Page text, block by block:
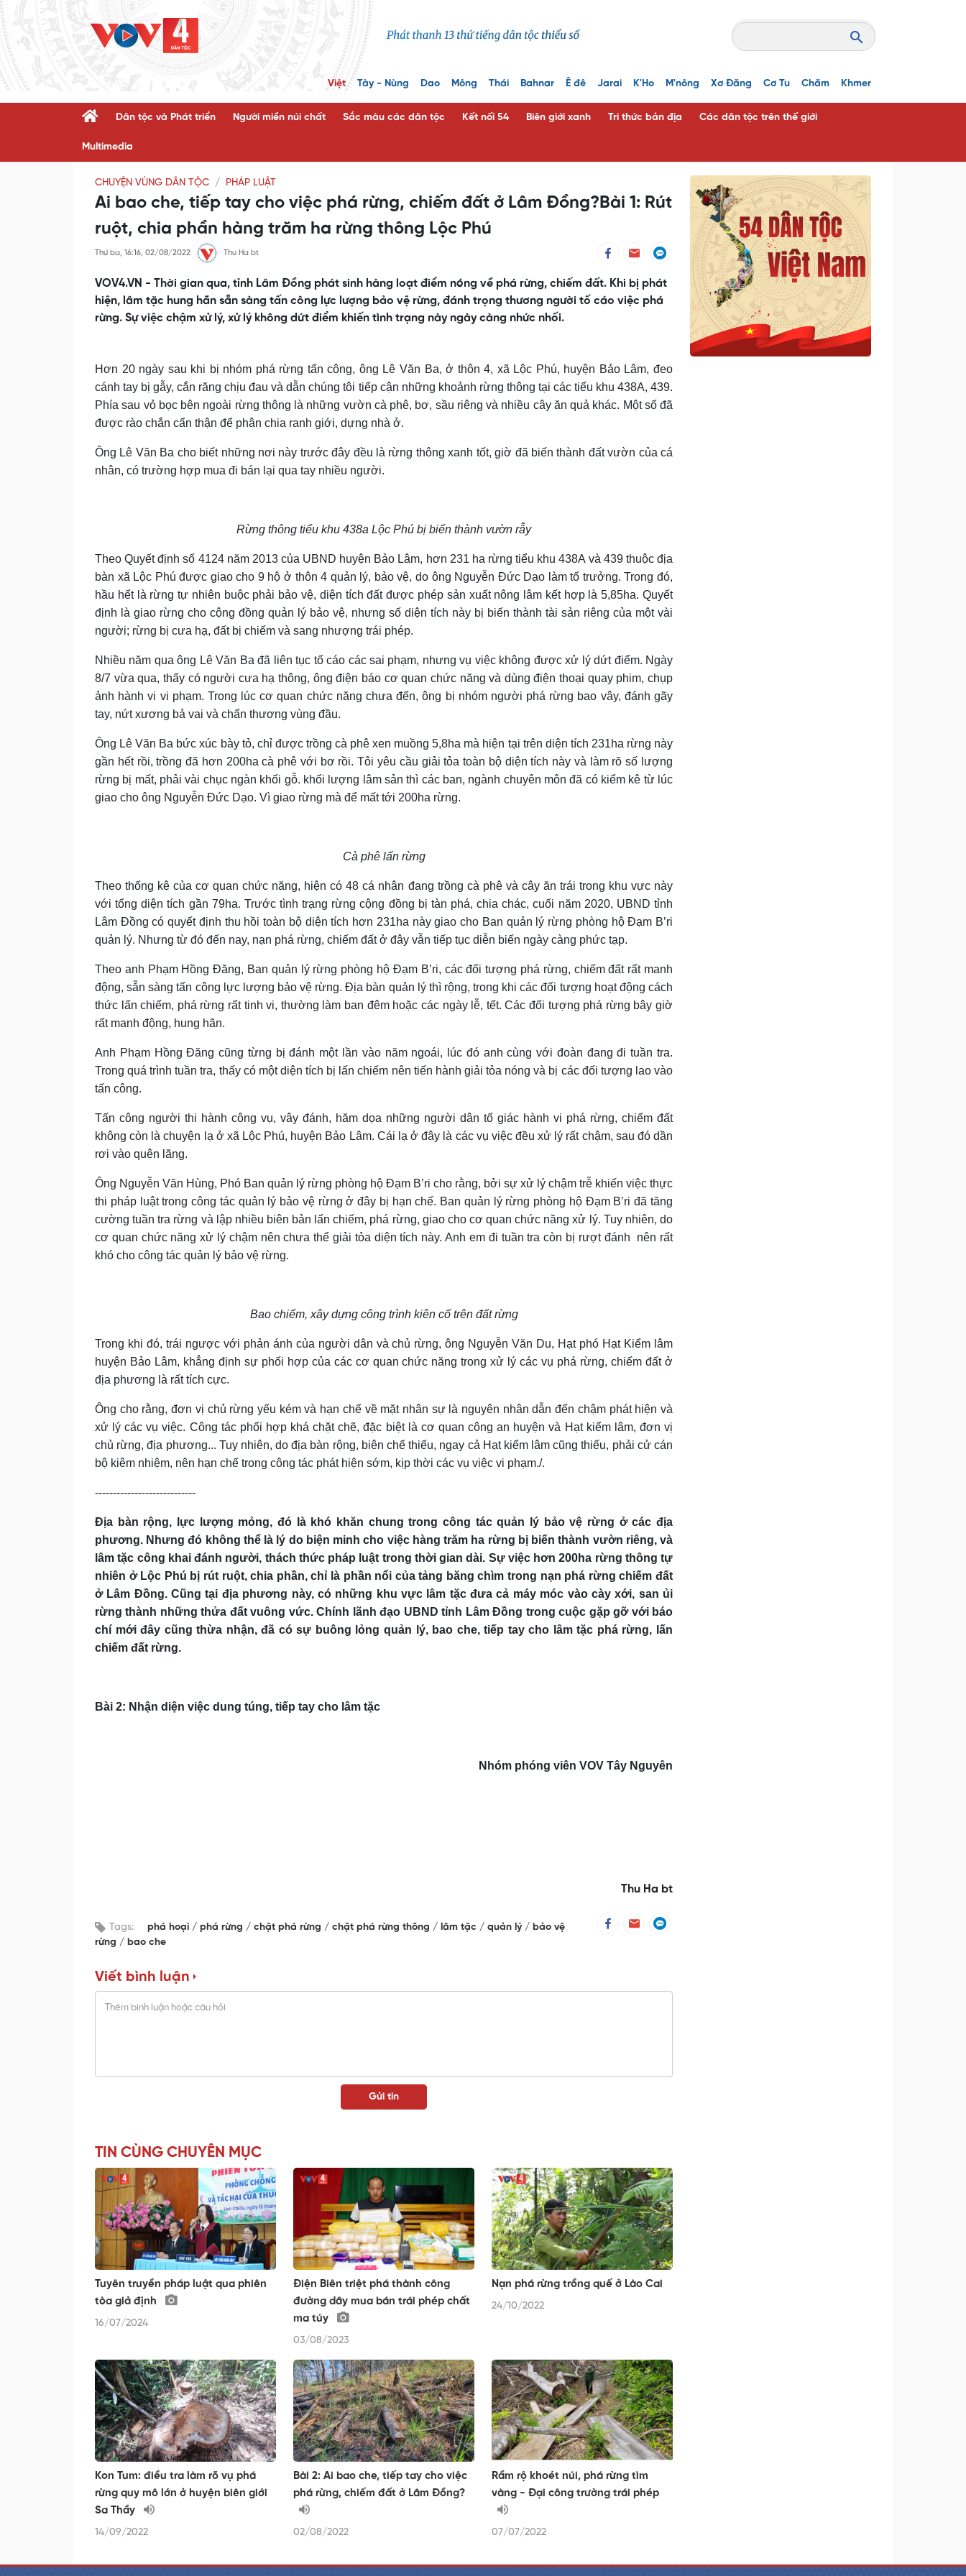
Việt Tày - Nùng Dao Mông Thái Bahnar Ê đê Jarai K'Ho M'nông Xơ Đăng Cơ Tu Chăm Khmer
Dân tộc và Phát triển Người miền núi chất Sắc màu các dân tộc Kết nối 54 Biên giới xanh Tri thức bản địa Các dân tộc trên thế giới
Multimedia
CHUYỆN VÙNG DÂN TỘC PHÁP LUẬT
Ai bao che, tiếp tay cho việc phá rừng, chiếm đất ở Lâm Đồng?Bài 1: Rút
ruột, chia phần hàng trăm ha rừng thông Lộc Phú
Thứ ba, 16:16, 02/08/2022 Thu Ha bt
VOV4.VN - Thời gian qua, tỉnh Lâm Đồng phát sinh hàng loạt điểm nóng về phá rừng, chiếm đất. Khi bị phát
hiện, lâm tặc hung hãn sẵn sàng tấn công lực lượng bảo vệ rừng, đánh trọng thương người tố cáo việc phá
rừng. Sự việc chậm xử lý, xử lý không dứt điểm khiến tình trạng này ngày càng nhức nhối.
Hơn 20 ngày sau khi bị nhóm phá rừng tấn công, ông Lê Văn Ba, ở thôn 4, xã Lộc Phú, huyện Bảo Lâm, đeo
cánh tay bịgẫy, cắn răng chịu đauvà dẫn chúng tôi tiếp cận những khoảnh rừng thông tại các tiểu khu 438A, 439.
Phía sau vỏ bọc bên ngoài rừng thông là những vườn cà phê, bơ, sầu riêng và nhiều cây ăn quả khác. Một số đã
được rào chắn cẩn thận để phân chia ranh giới, dựng nhà ở.
Ông Lê Văn Ba cho biết những nơi này trước đây đều là rừng thông xanh tốt, giờ đã biến thành đất vườn của cá
nhân, có trường hợp mua đi bán lại qua tay nhiều người.
Rừng thông tiểu khu 438a Lộc Phú bị biến thành vườn rẫy
Theo Quyết định số 4124 năm 2013 của UBND huyện Bảo Lâm, hơn 231 ha rừng tiểu khu 438A và 439 thuộc địa
bàn xã Lộc Phú được giao cho 9 hộ ở thôn 4 quản lý, bảo vệ, do ông Nguyễn Đức Dạo làm tổ trưởng. Trong đó,
hầu hết là rừng tự nhiên buộc phải bảo vệ, diện tích đất được phép sản xuất nông lâm kết hợp là 5,85ha. Quyết
định là giao rừng cho cộng đồng quản lý bảo vệ, nhưng số diện tích này bị biến thành tài sản riêng của một vài
người; rừng bị cưa hạ, đất bị chiếm và sang nhượng trái phép.
N hiều năm qua ông Lê Văn Bađã liên tục tố cáo các sai phạm, nhưng vụ việc không được xử lý dứt điểm. Ngày
8/7 vừa qua, thấy có người cưa hạ thông, ông điện báo cơ quan chức năng và dùng điện thoại quay phim, chụp
ảnh hành vi vi phạm. Trong lúc cơ quan chức năng chưa đến, ông bị nhóm người phá rừng bao vây, đánh gãy
tay, nứt xương bả vai và chấn thương vùng đầu.
Ông Lê Văn Ba bức xúc bày tỏ, chỉ được trồng cà phê xen muồng 5,8ha mà hiện tại trên diện tích 231ha rừng này
gần hết rồi, trồng đã hơn 200ha cà phê với bơ rồi. Tôi yêu cầu giải tỏa toàn bộ diện tích này và làm rõ số lượng
rừng bị mất, phải vài chục ngàn khối gỗ. khối lượng lâm sản thì các ban, ngành chuyên môn đã có kiểm kê từ lúc
giao cho ông Nguyễn Đức Dạo. Vì giao rừng mà để mất tới 200ha rừng.
Cà phê lấn rừng
Theo thống kê của cơ quan chức năng, hiện có 48 cá nhân đang trồng cà phê và cây ăn trái trong khu vực này
với tổng diện tích gần 79ha. Trước tình trạng rừng cộng đồng bị tàn phá, chia chác, cuối năm 2020, UBND tỉnh
Lâm Đồng có quyết định thu hồi toàn bộ diện tích hơn 231ha này giao cho Ban quản lý rừng phòng hộ Đạm B’ri
quản lý. Nhưng từ đó đến nay, nạn phá rừng, chiếm đất ở đây vẫn tiếp tục diễn biến ngày càng phức tạp.
Theo anh Phạm Hồng Đăng, Ban quản lý rừng phòng hộ Đạm B’ri, các đối tượng phá rừng, chiếm đất rất manh
động, sẵn sàng tấn công lực lượng bảo vệ rừng. Địa bàn quản lý thì rộng, trong khi các đối tượng hoạt động cách
thức lấn chiếm, phá rừng rất tinh vi, thường làm ban đêm hoặc các ngày lễ, tết.Các đối tượng phá rừng bây giờ
rất manh động, hung hãn.
Anh Phạm Hồng Đăng cũng từng bị đánh một lần vào năm ngoái, lúc đó anhcùng với đoàn đang đi tuần tra.
Trong quá trình tuần tra, thấy có một diện tích bị lấn chiếm nên tiến hành giải tỏa nóng và bị các đối tượng lao vào
tấn công.
Tấn công người thi hành công vụ, vây đánh, hăm dọa những người dân tố giác hành vi phá rừng, chiếm đất
không còn là chuyện lạ ở xã Lộc Phú, huyện Bảo Lâm. Cái lạ ở đây là các vụ việc đều xử lý rất chậm, sau đó dần
rơi vào quên lãng.
Ông Nguyễn Văn Hùng, Phó Ban quản lý rừng phòng hộ Đạm B’ri cho rằng, bởi sự xử lý chậm trễ khiến việc thực
thi pháp luật trong công tác quản lý bảo vệ rừng ở đây bị hạn chế. Ban quản lý rừng phòng hộ Đạm B’ri đã tăng
cường tuần tra rừng và lập nhiều biên bản lấn chiếm, phá rừng, giao cho cơ quan chức năng xử lý. Tuy nhiên, do
cơ quan chức năng xử lý chậm nên chưa thể giải tỏa diện tích này.Anh em đi tuần tra còn bị rượt đánh nên rất
khó cho công tác quản lý bảo vệ rừng.
Bao chiếm, xây dựng công trình kiên cố trên đất rừng
Trong khi đó, trái ngược với phản ánh của người dân và chủ rừng, ông Nguyễn Văn Du, Hạt phó Hạt Kiểm lâm
huyện Bảo Lâm, khẳng định sự phối hợp của các cơ quan chức năng trong xử lý các vụ phá rừng, chiếm đất ở
địa phương là rất tích cực.
Ông cho rằng, đơn vị chủ rừng yếu kém và hạn chế về mặt nhân sự là nguyên nhân dẫn đến chậm phát hiện và
xử lý các vụ việc. Công tác phối hợp khá chặt chẽ, đặc biệt là cơ quan công an huyện và Hạt kiểm lâm, đơn vị
chủ rừng, địa phương... Tuy nhiên,do địa bàn rộng, biên chế thiếu, ngay cả Hạt kiểm lâm cũng thiếu, phải cử cán
bộ kiêm nhiệm, nên hạn chế trong công tác phát hiện sớm, kịp thời các vụ việc vi phạm./.
----------------------------
Địa bàn rộng, lực lượng mỏng, đó là khó khăn chung trong công tác quản lý bảo vệ rừng ở các địa
phương. Nhưng đó không thể là lý do biện minh cho việc hàng trăm ha rừng bị biến thành vườn riêng, và
lâm tặc công khai đánh người, thách thức pháp luật trong thời gian dài. Sự việc hơn 200ha rừng thông tự
nhiên ở Lộc Phú bị rút ruột, chia phần, chỉ là phần nổi của tảng băng chìm trong nạn phá rừng chiếm đất
ở Lâm Đồng. Cũng tại địa phương này, có những khu vực lâm tặc đưa cả máy móc vào cày xới, san ủi
rừng thành những thửa đất vuông vức. Chính lãnh đạo UBND tỉnh Lâm Đồng trong cuộc gặp gỡ với báo
chí mới đây cũng thừa nhận, đã có sự buông lỏng quản lý, bao che, tiếp tay cho lâm tặc phá rừng, lấn
chiếm đất rừng.
Bài 2: Nhận diện việc dung túng, tiếp tay cho lâm tặc
Nhóm phóng viên VOV Tây Nguyên
Thu Ha bt
Tags: phá hoại phá rừng chặt phá rừng chặt phá rừng thông lâm tặc quản lý
bảo vệ
rừng
bao che
Viết bình luận
TIN CÙNG CHUYÊN MỤC
Tuyên truyền pháp luật qua phiên
tòa giả định
16/07/2024
Điện Biên triệt phá thành công
đường dây mua bán trái phép chất
ma túy
03/08/2023
Nạn phá rừng trồng quế ở Lào Cai
24/10/2022
Kon Tum: điều tra làm rõ vụ phá
rừng quy mô lớn ở huyện biên giới
Sa Thầy
14/09/2022
Bài 2: Ai bao che, tiếp tay cho việc
phá rừng, chiếm đất ở Lâm Đồng?
02/08/2022
Rầm rộ khoét núi, phá rừng tìm
vàng - Đại công trường trái phép
07/07/2022